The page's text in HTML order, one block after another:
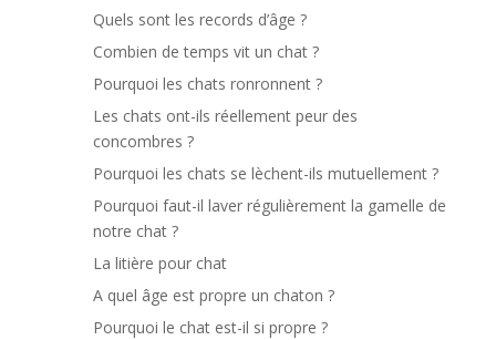
Quels sont les records d’âge ?
Combien de temps vit un chat ?
Pourquoi les chats ronronnent ?
Les chats ont-ils réellement peur des
concombres ?
Pourquoi les chats se lèchent-ils mutuellement ?
Pourquoi faut-il laver régulièrement la gamelle de
notre chat ?
La litière pour chat
A quel âge est propre un chaton ?
Pourquoi le chat est-il si propre ?